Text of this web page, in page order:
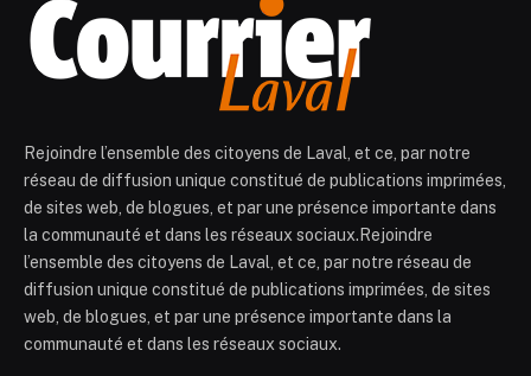
Rejoindre l’ensemble des citoyens de Laval, et ce, par notre
réseau de diffusion unique constitué de publications imprimées,
de sites web, de blogues, et par une présence importante dans
la communauté et dans les réseaux sociaux.Rejoindre
l’ensemble des citoyens de Laval, et ce, par notre réseau de
diffusion unique constitué de publications imprimées, de sites
web, de blogues, et par une présence importante dans la
communauté et dans les réseaux sociaux.